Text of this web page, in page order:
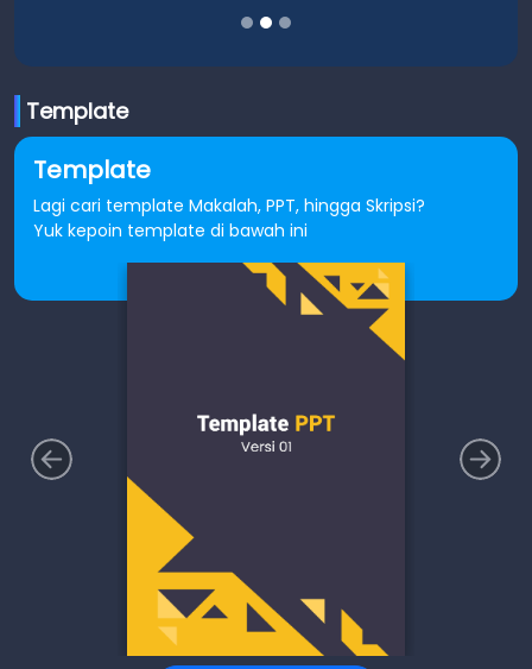
Template
Template
Lagi cari template Makalah, PPT, hingga Skripsi?
Yuk kepoin template di bawah ini